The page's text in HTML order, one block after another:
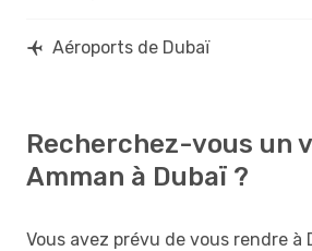
Aéroports de Dubaï
Recherchez-vous un
Amman à Dubaï ?
Vous avez prévu de vous rendre à